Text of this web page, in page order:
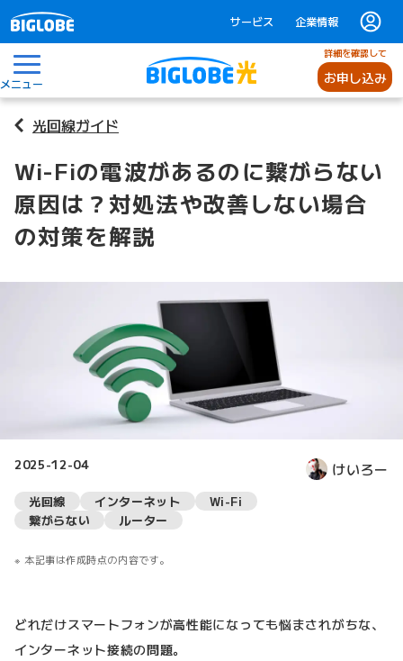
サービス 企業情報
メニュー
詳細を確認して
お申し込み
光回線ガイド
Wi-Fiの電波があるのに繋がらない
原因は？対処法や改善しない場合
の対策を解説
2025-12-04 けいろー
光回線 インターネット
Wi-Fi
繋がらない
ルーター
本記事は作成時点の内容です。
どれだけスマートフォンが高性能になっても悩まされがちな、
インターネット接続の問題。